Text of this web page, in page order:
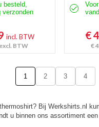
besteld,
verzonden
incl. BTW
excl. BTW
€
€
1 2 3 4
Bij Werkshirts.nl
u binnen ons assortiment